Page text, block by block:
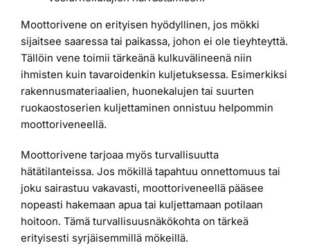
Moottorivene on erityisen hyödyllinen, jos mökki
sijaitsee saaressa tai paikassa, johon ei ole tieyhteyttä.
Tällöin vene toimii tärkeänä kulkuvälineenä niin
ihmisten kuin tavaroidenkin kuljetuksessa. Esimerkiksi
rakennusmateriaalien, huonekalujen tai suurten
ruokaostoserien kuljettaminen onnistuu helpommin
moottoriveneellä.
Moottorivene tarjoaa myös turvallisuutta
hätätilanteissa. Jos mökillä tapahtuu onnettomuus tai
joku sairastuu vakavasti, moottoriveneellä pääsee
nopeasti hakemaan apua tai kuljettamaan potilaan
hoitoon. Tämä turvallisuusnäkökohta on tärkeä
erityisesti syrjäisemmillä mökeillä.